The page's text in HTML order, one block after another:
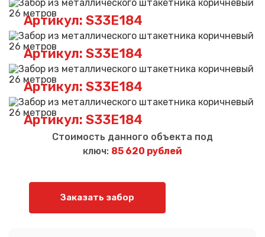
Артикул: S33E184
Артикул: S33E184
Артикул: S33E184
Артикул: S33E184
Стоимость данного объекта под
ключ: 85 620 рублей
Заказать забор